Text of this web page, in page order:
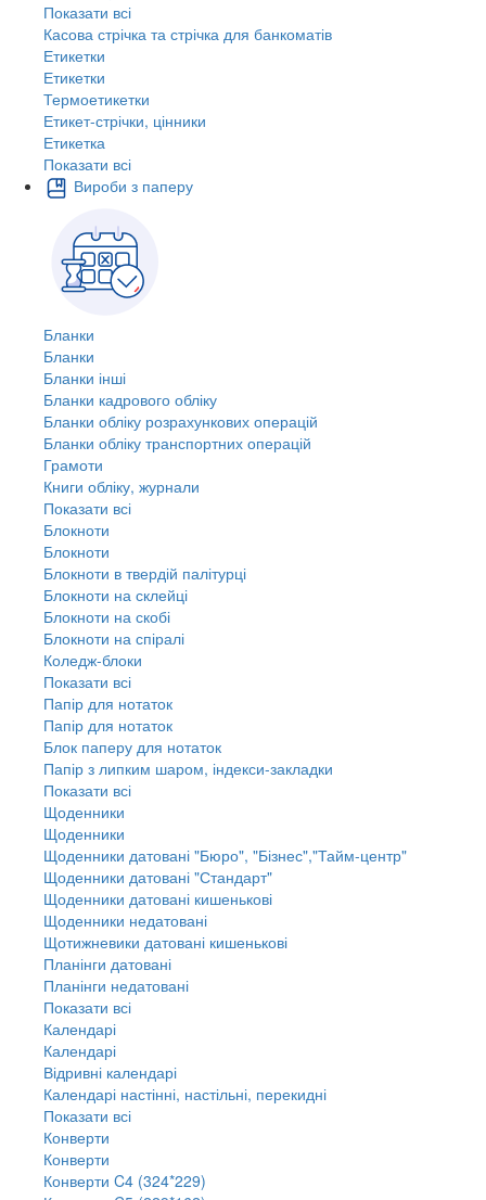
Показати всі
Касова стрічка та стрічка для банкоматів
Етикетки
Етикетки
Термоетикетки
Етикет-стрічки, цінники
Етикетка
Показати всі
Вироби з паперу
Бланки
Бланки
Бланки інші
Бланки кадрового обліку
Бланки обліку розрахункових операцій
Бланки обліку транспортних операцій
Грамоти
Книги обліку, журнали
Показати всі
Блокноти
Блокноти
Блокноти в твердій палітурці
Блокноти на склейці
Блокноти на скобі
Блокноти на спіралі
Коледж-блоки
Показати всі
Папір для нотаток
Папір для нотаток
Блок паперу для нотаток
Папір з липким шаром, індекси-закладки
Показати всі
Щоденники
Щоденники
Щоденники датовані "Бюро", "Бізнес","Тайм-центр"
Щоденники датовані "Стандарт"
Щоденники датовані кишенькові
Щоденники недатовані
Щотижневики датовані кишенькові
Планінги датовані
Планінги недатовані
Показати всі
Календарі
Календарі
Відривні календарі
Календарі настінні, настільні, перекидні
Показати всі
Конверти
Конверти
Конверти C4 (324*229)